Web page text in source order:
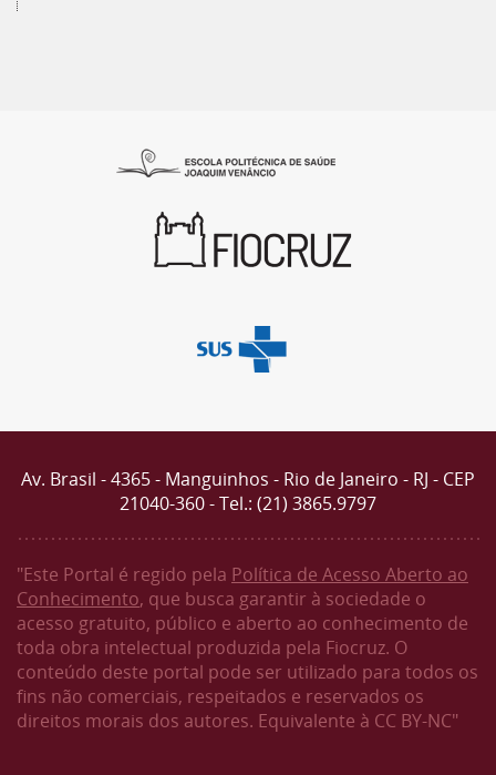
Av. Brasil - 4365 - Manguinhos - Rio de Janeiro - RJ - CEP
21040-360 - Tel.: (21) 3865.9797
"Este Portal é regido pela Política de Acesso Aberto ao
Conhecimento, que busca garantir à sociedade o
acesso gratuito, público e aberto ao conhecimento de
toda obra intelectual produzida pela Fiocruz. O
conteúdo deste portal pode ser utilizado para todos os
fins não comerciais, respeitados e reservados os
direitos morais dos autores. Equivalente à CC BY-NC"